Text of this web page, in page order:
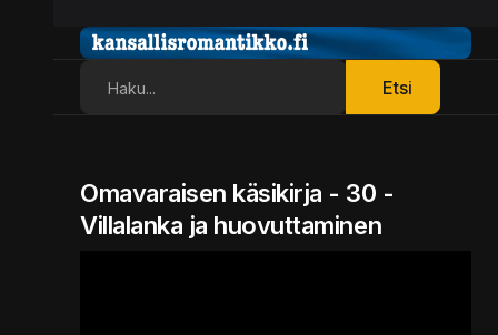
Etsi
Omavaraisen käsikirja - 30 -
Villalanka ja huovuttaminen